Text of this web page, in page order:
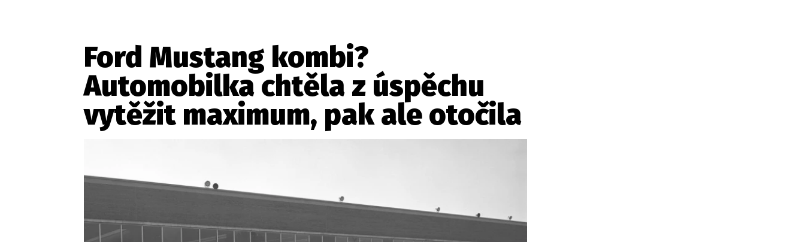
Český trh
Tuning
Profi
Ford Mustang kombi?
Automobilka chtěla z úspěchu
vytěžit maximum, pak ale otočila